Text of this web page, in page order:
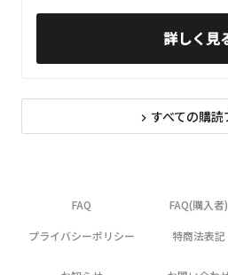
詳しく見
navigate_next すべての購読
FAQ FAQ(購入者)
プライバシーポリシー 特商法表記